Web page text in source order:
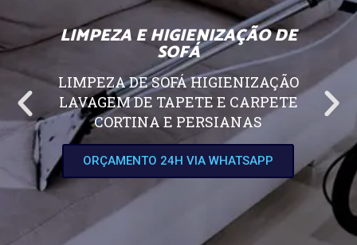
LIMPEZA E HIGIENIZAÇÃO DE
SOFÁ
LIMPEZA DE SOFÁ HIGIENIZAÇÃO
LAVAGEM DE TAPETE E CARPETE
CORTINA E PERSIANAS
ORÇAMENTO 24H VIA WHATSAPP